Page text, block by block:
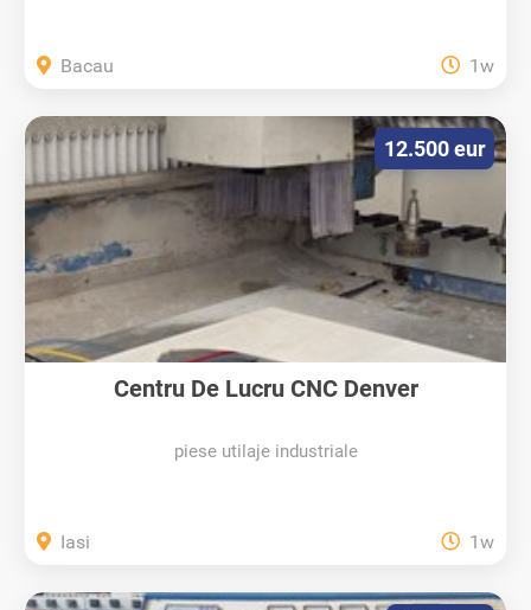
Bacau 1w
Centru De Lucru CNC Denver
piese utilaje industriale
12.500 eur
Iasi 1w